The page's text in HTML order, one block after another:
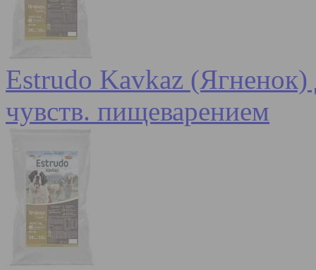
Estrudo Kavkaz (Ягненок)
чувств. пищеварением